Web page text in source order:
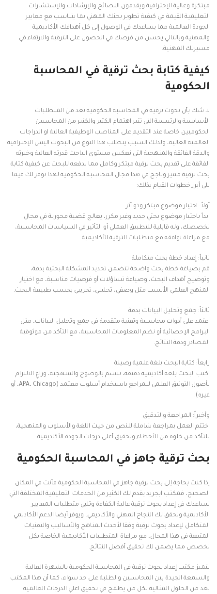
مبتكرة وعالية الإحترافية ويقدمون النصائح والإرشادات والإستشارات
التعليمية القيمة في كيفية تطوير بحثك المهني بما يتناسب مع معايير
الجودة العالمية مما يساعدك في الوصول إلى كل أهدافك الأكاديمية
والمهنية وبالتالي يحسن من فرصك في الحصول على الترقية والارتقاء في
مسيرتك المهنية.
كيفية كتابة بحث ترقية في المحاسبة
الحكومية
لا شك بأن بحوث ترقية في المحاسبة الحكومية تعد من المتطلبات
الأساسية والرئيسية التي تثير اهتمام الكثير والكثير من المحاسبين
الحكوميين خاصة عند التقديم على المناصب الوظيفية العالية او الدراجات
العالمية العالية، ولذلك السبب يتطلب هذا النوع من البحوث اليس الإحترافية
والدقة الفائقة والمنهجية التي نعكس مستوي الباحث قدرته العالية وخبرته
الفائقة على تقديم بحث ترقية مبتكر وكامل مما يدفعه للبحث عن كيفية كتابة
بحث ترقية مميز وناجح في هذا مجال المحاسبة الحكومية لهذا نوفر لك فيما
يلي أبرز خطوات القيام بذلك:
أولاً: اختيار موضوع مبتكر وذو أثر
ابدأ باختيار موضوع بحثي جديد وغير مكرر، يعالج قضية محورية في مجال
تخصصك، وله قابلية للتطبيق العملي أو التأثير في السياسات المحاسبية،
مع مراعاة توافقه مع متطلبات الترقية الأكاديمية.
ثانياً: إعداد خطة بحث متكاملة
قم بصياغة خطة بحث واضحة تتضمن تحديد المشكلة البحثية بدقة،
وتوضيح أهداف البحث، وصياغة تساؤلات أو فرضيات مناسبة، مع اختيار
المنهج العلمي الأنسب مثل وصفي، تحليلي، تجريبي بحسب طبيعة البحث.
ثالثاً: جمع وتحليل البيانات بدقة
اعتمد على أدوات محاسبية وتقنية متقدمة في جمع وتحليل البيانات، مثل
البرامج الإحصائية أو نظم المعلومات المحاسبية، مع التأكد من موثوقية
المصادر ودقة النتائج.
رابعاً: كتابة البحث بلغة علمية رصينة
اكتب البحث بلغة أكاديمية دقيقة، تتسم بالوضوح والمنهجية، وراعِ الالتزام
بأصول التوثيق العلمي للمراجع باستخدام أسلوب معتمد (APA، Chicago، أو
غيره).
وأخيراً: المراجعة والتدقيق
اختتم العمل بمراجعة شاملة للنص من حيث اللغة والأسلوب والمنهجية،
للتأكد من خلوه من الأخطاء وتحقيق أعلى درجات الجودة الأكاديمية.
بحث ترقية جاهز في المحاسبة الحكومية
إذا كنت بحاجة إلى بحث ترقية جاهز في المحاسبة الحكومية فأنت في المكان
الصحيح، فمكتب ابجريد يقدم لك الكثير من الخدمات التعليمية المختلفة التي
تساعدك في إعداد بحوث ترقية عالية الكفاءة وتلبي متطلبات المعايير
الأكاديمية وتحقق لك النجاح المهني والأكاديمي، ويوفر أيضا الدعم الأكاديمي
المتكامل لإعداد بحوث ترقية وفقا لأحدث المناهج والأساليب والتقنيات
المتبعة في هذا المجال، مع مراعاة المتطلبات الأكاديمية الخاصة بكل
تخصص مما يضمن لك تحقيق أفضل النتائج.
يتميز مكتب إعداد بحوث ترقية في المحاسبة الحكومية بالشهرة العالية
والسمعة الجيدة بين المحاسبين والطلبة على حد سواء، كما أن هذا المكتب
يعد من الحلول المثالية لكل من يطمح في تحقيق اعلي الدرجات العالمية